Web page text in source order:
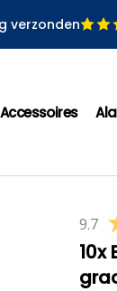
verzonden
Accessoires
9.7
10x